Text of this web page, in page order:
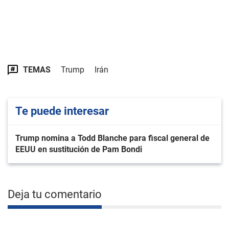
TEMAS Trump Irán
Te puede interesar
Trump nomina a Todd Blanche para fiscal general de
EEUU en sustitución de Pam Bondi
Deja tu comentario